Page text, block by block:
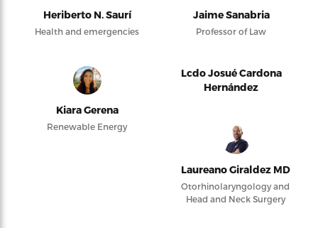
Heriberto N. Saurí
Health and emergencies
Jaime Sanabria
Professor of Law
Kiara Gerena
Renewable Energy
Lcdo Josué Cardona
Hernández
Laureano Giraldez MD
Otorhinolaryngology and
Head and Neck Surgery